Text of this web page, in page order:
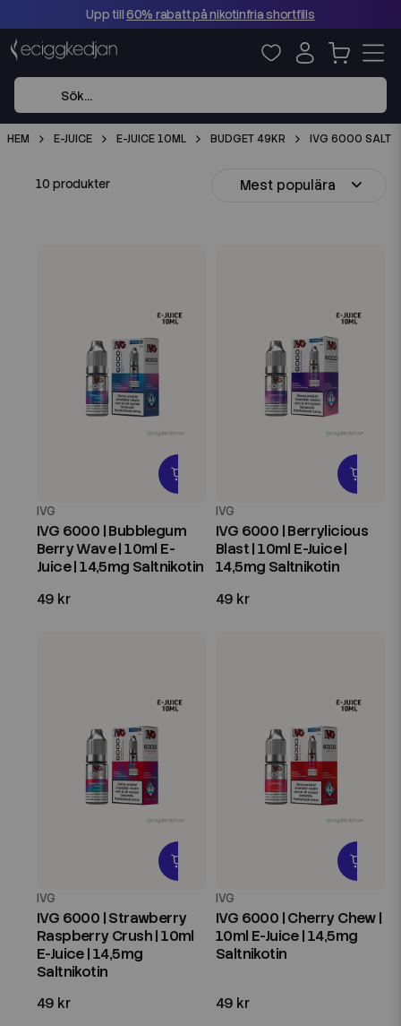
Upp till60% rabatt på nikotinfria shortfills
HEM E-JUICE E-JUICE 10ML BUDGET 49KR IVG 6000 SALT
10 produkter Mest populära
IVG
IVG 6000 | Bubblegum
Berry Wave | 10ml E-
Juice | 14,5mg Saltnikotin
49 kr
IVG
IVG 6000 | Berrylicious
Blast | 10ml E-Juice |
14,5mg Saltnikotin
49 kr
IVG
IVG 6000 | Strawberry
Raspberry Crush | 10ml
E-Juice | 14,5mg
Saltnikotin
49 kr
IVG
IVG 6000 | Cherry Chew |
10ml E-Juice | 14,5mg
Saltnikotin
49 kr